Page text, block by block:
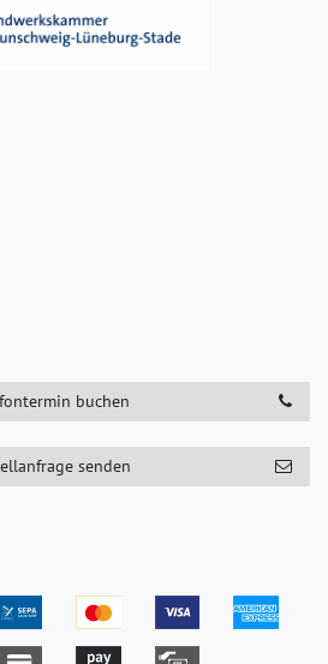
buchen
senden